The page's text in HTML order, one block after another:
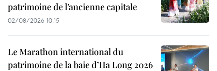
patrimoine de l’ancienne capitale
02/08/2026 10:15
Le Marathon international du
patrimoine de la baie d’Ha Long 2026